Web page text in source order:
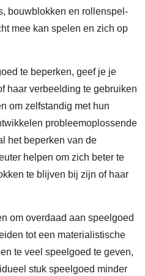
bouwblokken en rollenspel-
mee kan spelen en zich op
te beperken, geef je je
haar verbeelding te gebruiken
om zelfstandig met hun
probleemoplossende
het beperken van de
helpen om zich beter te
te blijven bij zijn of haar
om overdaad aan speelgoed
tot een materialistische
te veel speelgoed te geven,
stuk speelgoed minder